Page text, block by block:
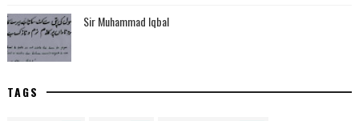
Sir Muhammad Iqbal
TAGS